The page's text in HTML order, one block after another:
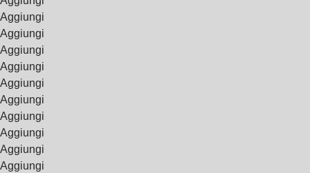
Aggiungi
Aggiungi
Aggiungi
Aggiungi
Aggiungi
Aggiungi
Aggiungi
Aggiungi
Aggiungi
Aggiungi